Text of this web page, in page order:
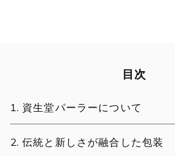
目次
資生堂パーラーについて
伝統と新しさが融合した包装